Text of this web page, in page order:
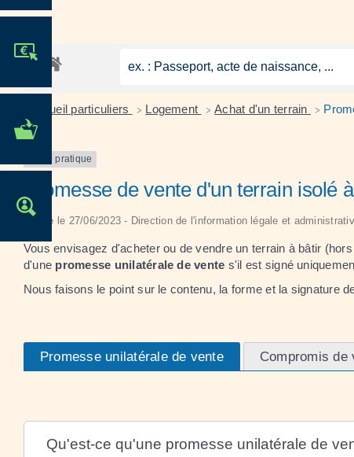
MES DÉMARCHES
Accueil particuliers > Logement > Achat d'un terrain >
Fiche pratique
Promesse de vente d'un terrain isolé
Vérifié le 27/06/2023 - Direction de l'information légale et
Vous envisagez d'acheter ou de vendre un terrain à bâtir
d'une promesse unilatérale de vente s'il est signé
Nous faisons le point sur le contenu, la forme et la signature
Promesse unilatérale de vente Compromis de
Qu'est-ce qu'une promesse unilatérale de